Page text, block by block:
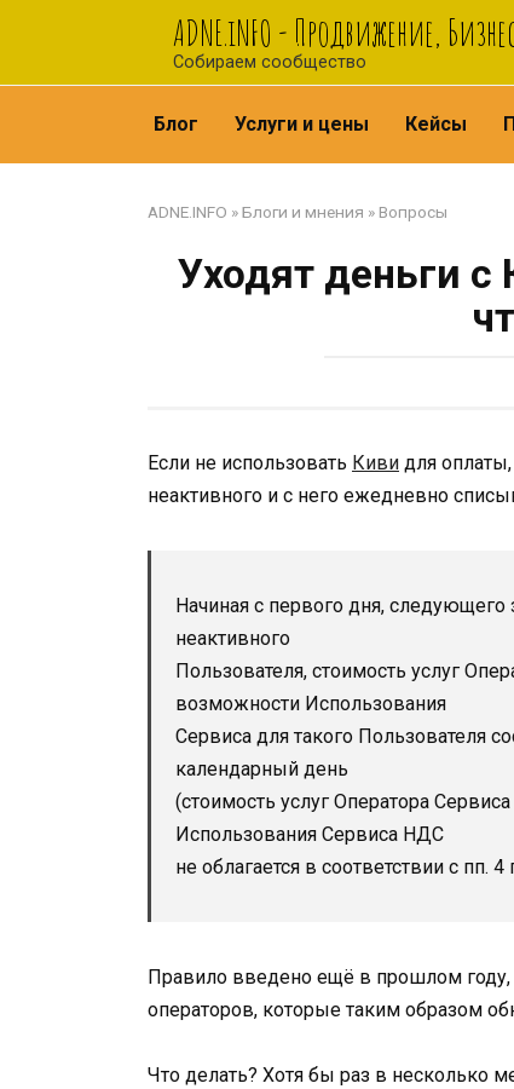
ADNE.iNFO - Продвижение,
Собираем сообщество
Блог Услуги и цены Кейсы
ADNE.INFO »Блоги и мнения » Вопросы
Уходят деньги
Если не использовать Киви для
неактивного и с него ежедневно
Начиная с первого дня,
неактивного
Пользователя, стоимость услуг
возможности Использования
Сервиса для такого Пользователя
календарный день
(стоимость услуг Оператора
Использования Сервиса НДС
не облагается в соответствии с пп.
Правило введено ещё в прошлом году,
операторов, которые таким образом
Что делать? Хотя бы раз в несколько